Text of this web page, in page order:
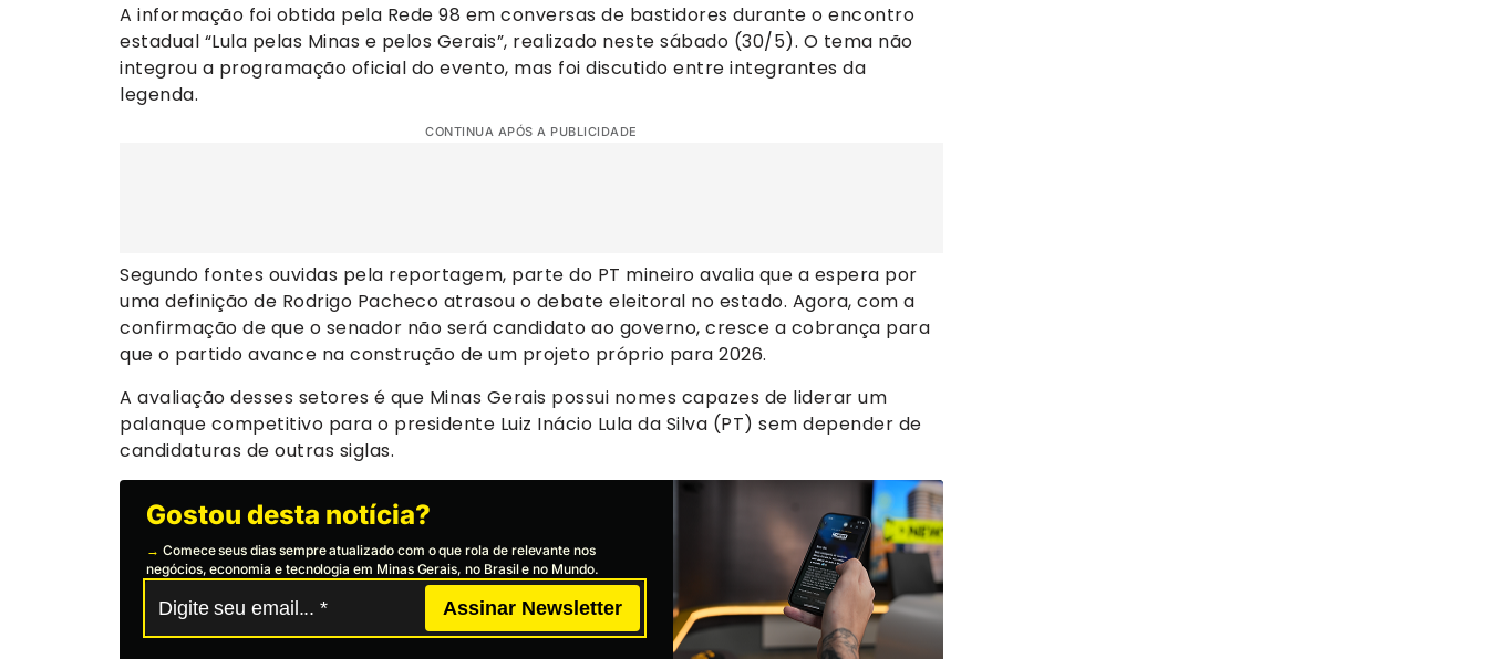
A informação foi obtida pela Rede 98 em conversas de bastidores durante o encontro
estadual “Lula pelas Minas e pelos Gerais”, realizado neste sábado (30/5). O tema não
integrou a programação oficial do evento, mas foi discutido entre integrantes da
legenda.
CONTINUA APÓS A PUBLICIDADE
Segundo fontes ouvidas pela reportagem, parte do PT mineiro avalia que a espera por
uma definição de Rodrigo Pacheco atrasou o debate eleitoral no estado. Agora, com a
confirmação de que o senador não será candidato ao governo, cresce a cobrança para
que o partido avance na construção de um projeto próprio para 2026.
A avaliação desses setores é que Minas Gerais possui nomes capazes de liderar um
palanque competitivo para o presidente Luiz Inácio Lula da Silva (PT) sem depender de
candidaturas de outras siglas.
Gostou desta notícia?
→ Comece seus dias sempre atualizado com o que rola de relevante nos
negócios, economia e tecnologia em Minas Gerais, no Brasil e no Mundo.
Assinar Newsletter